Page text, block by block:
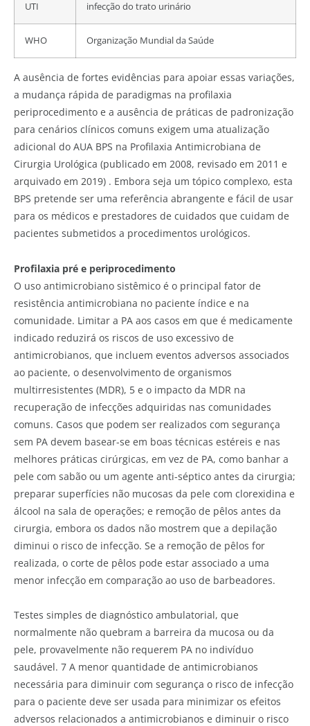
UTI infecção do trato urinário
WHO Organização Mundial da Saúde
A ausência de fortes evidências para apoiar essas variações,
a mudança rápida de paradigmas na profilaxia
periprocedimento e a ausência de práticas de padronização
para cenários clínicos comuns exigem uma atualização
adicional do AUA BPS na Profilaxia Antimicrobiana de
Cirurgia Urológica (publicado em 2008, revisado em 2011 e
arquivado em 2019) . Embora seja um tópico complexo, esta
BPS pretende ser uma referência abrangente e fácil de usar
para os médicos e prestadores de cuidados que cuidam de
pacientes submetidos a procedimentos urológicos.
Profilaxia pré e periprocedimento
O uso antimicrobiano sistêmico é o principal fator de
resistência antimicrobiana no paciente índice e na
comunidade. Limitar a PA aos casos em que é medicamente
indicado reduzirá os riscos de uso excessivo de
antimicrobianos, que incluem eventos adversos associados
ao paciente, o desenvolvimento de organismos
multirresistentes (MDR), 5 e o impacto da MDR na
recuperação de infecções adquiridas nas comunidades
comuns. Casos que podem ser realizados com segurança
sem PA devem basear-se em boas técnicas estéreis e nas
melhores práticas cirúrgicas, em vez de PA, como banhar a
pele com sabão ou um agente anti-séptico antes da cirurgia;
preparar superfícies não mucosas da pele com clorexidina e
álcool na sala de operações; e remoção de pêlos antes da
cirurgia, embora os dados não mostrem que a depilação
diminui o risco de infecção. Se a remoção de pêlos for
realizada, o corte de pêlos pode estar associado a uma
menor infecção em comparação ao uso de barbeadores.
Testes simples de diagnóstico ambulatorial, que
normalmente não quebram a barreira da mucosa ou da
pele, provavelmente não requerem PA no indivíduo
saudável. 7 A menor quantidade de antimicrobianos
necessária para diminuir com segurança o risco de infecção
para o paciente deve ser usada para minimizar os efeitos
adversos relacionados a antimicrobianos e diminuir o risco